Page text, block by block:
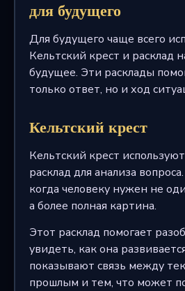
для будущего
Для будущего чаще всего
Кельтский крест и расклад
будущее. Эти расклады
только ответ, но и ход
Кельтский крест
Кельтский крест
расклад для анализа
когда человеку нужен не
а более полная картина.
Этот расклад помогает
увидеть, как она
показывают связь между
прошлым и тем, что может